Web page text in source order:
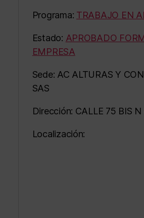
Programa: TRABAJO EN
Estado: APROBADO
EMPRESA
Sede: AC ALTURAS Y
SAS
Dirección: CALLE 75 BIS
Localización: